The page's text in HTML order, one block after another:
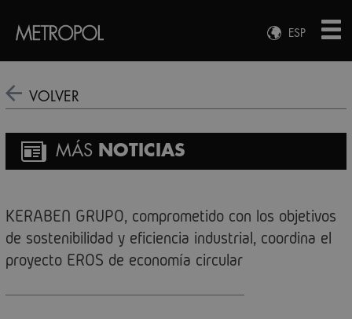
ESP
ENG
VOLVER
MÁS NOTICIAS
KERABEN GRUPO, comprometido con los objetivos
de sostenibilidad y eficiencia industrial, coordina el
proyecto EROS de economía circular